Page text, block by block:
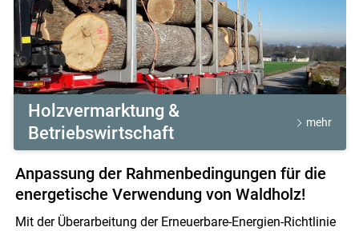
Skip to main content
Holzvermarktung &
Betriebswirtschaft
mehr
Anpassung der Rahmenbedingungen für die
energetische Verwendung von Waldholz!
Mit der Überarbeitung der Erneuerbare-Energien-Richtlinie